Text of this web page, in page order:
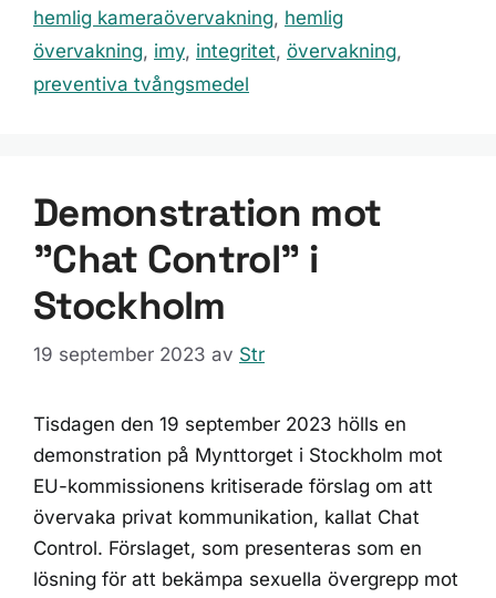
hemlig kameraövervakning, hemlig
övervakning, imy, integritet, övervakning,
preventiva tvångsmedel
Demonstration mot
”Chat Control” i
Stockholm
19 september 2023 av Str
Tisdagen den 19 september 2023 hölls en
demonstration på Mynttorget i Stockholm mot
EU-kommissionens kritiserade förslag om att
övervaka privat kommunikation, kallat Chat
Control. Förslaget, som presenteras som en
lösning för att bekämpa sexuella övergrepp mot